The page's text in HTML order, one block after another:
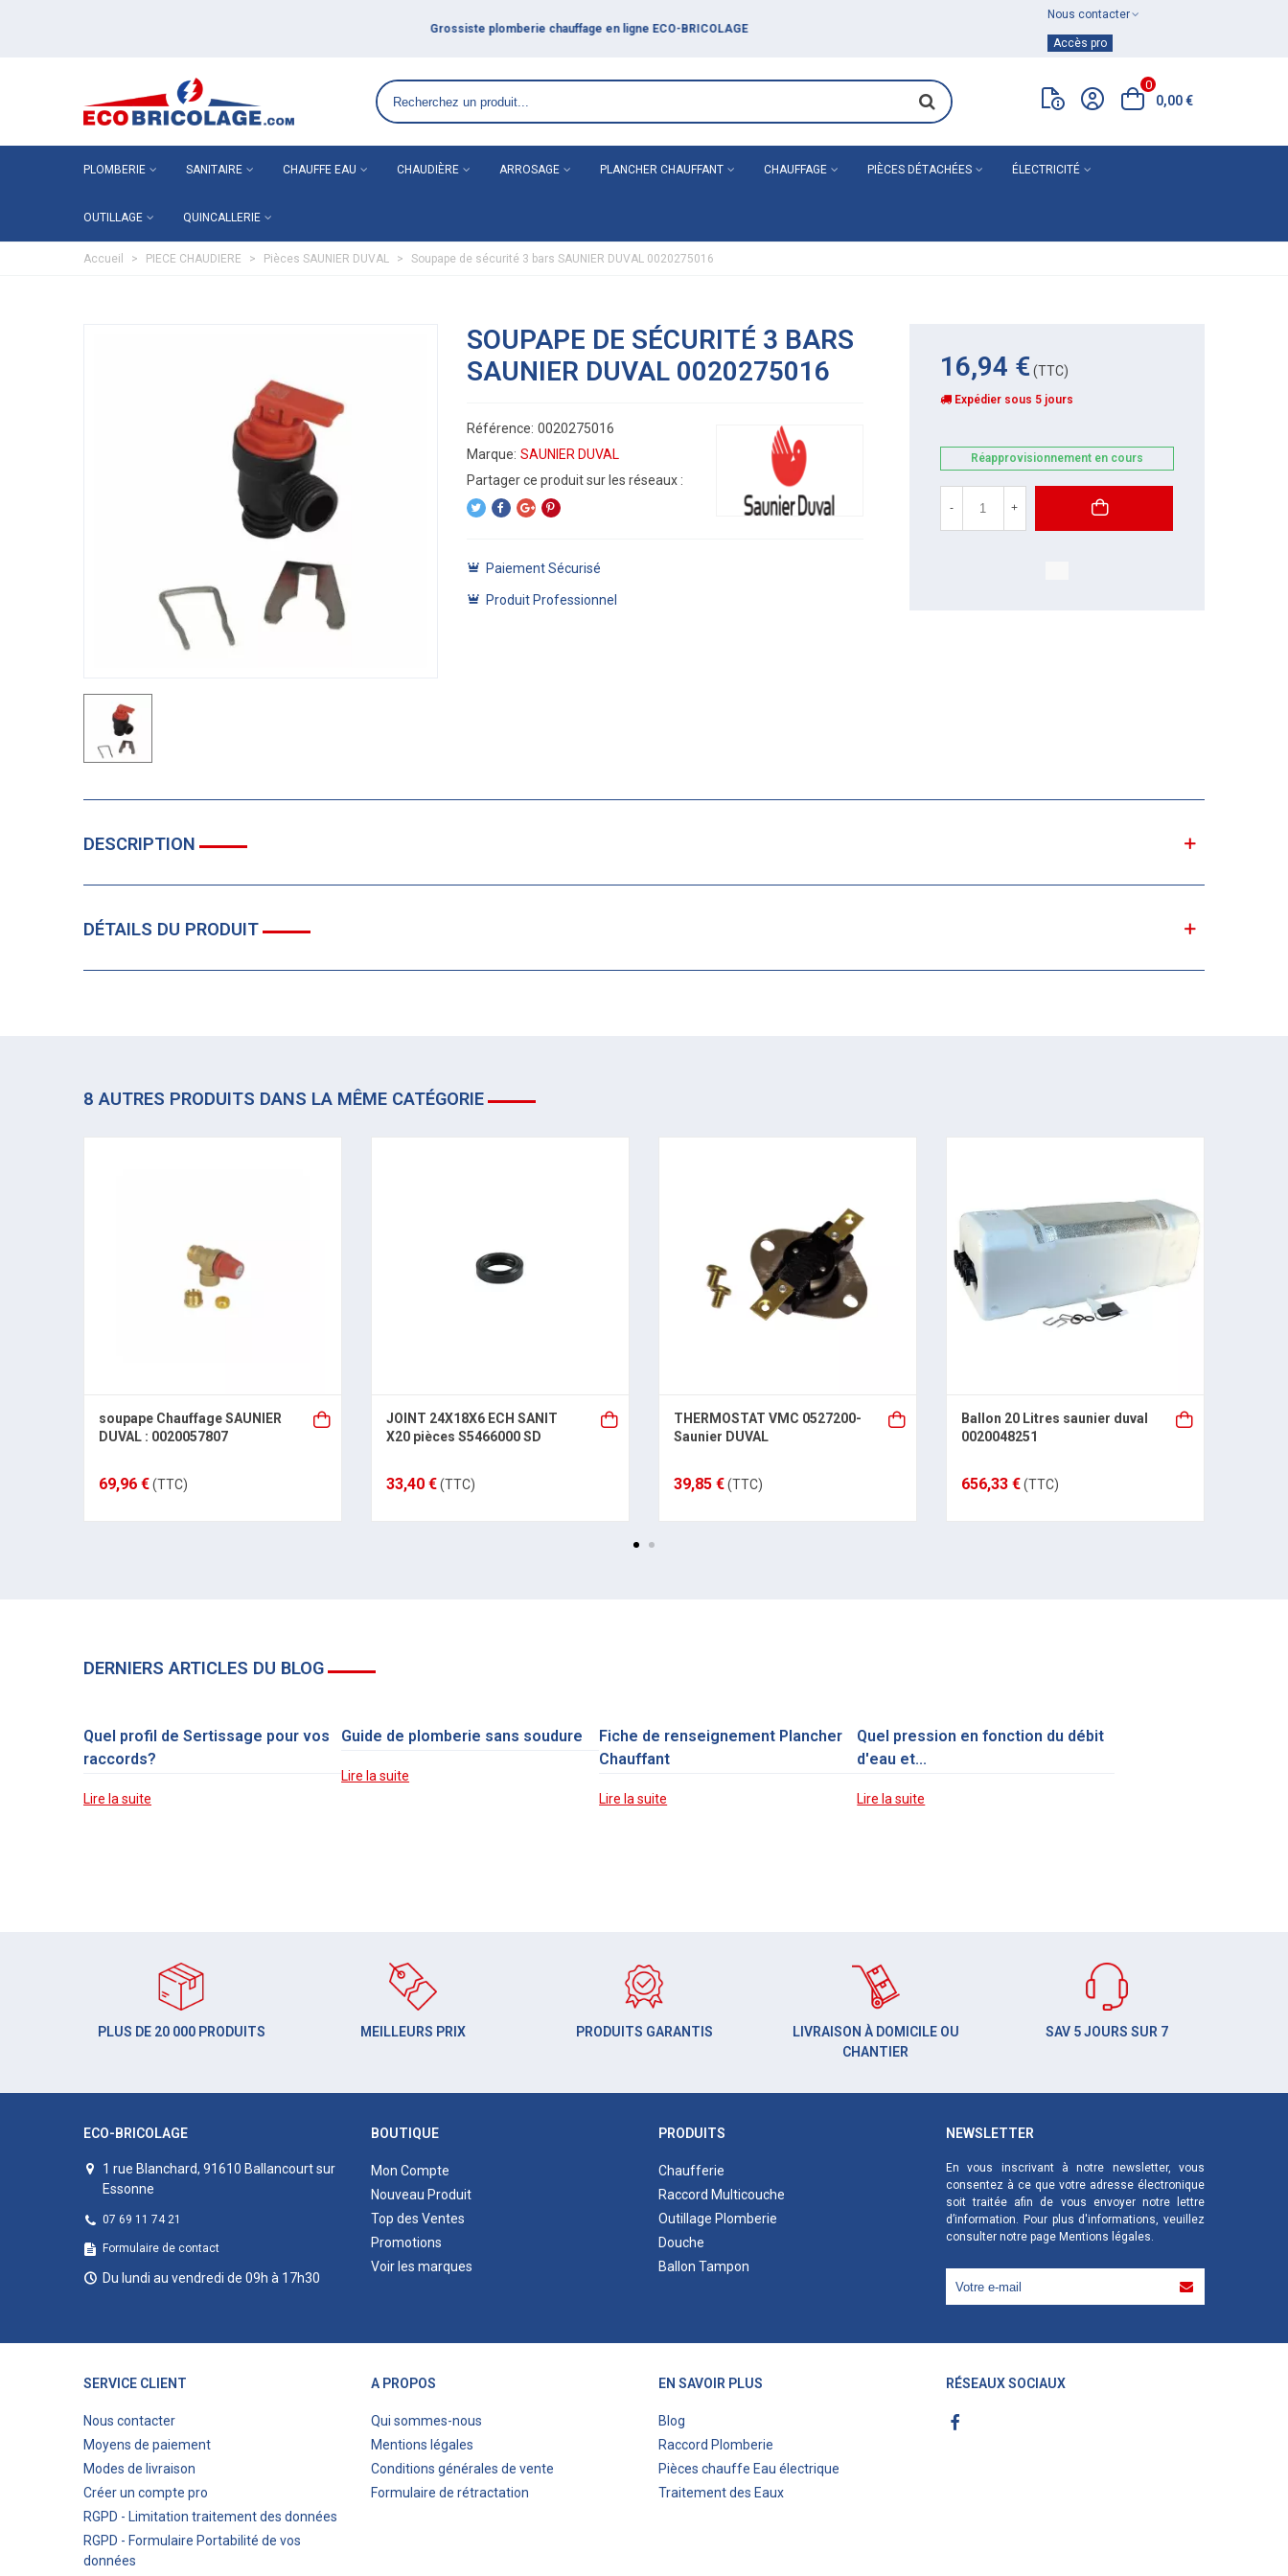
Nous contacter
Accès pro
0
0,00 €
PLOMBERIE SANITAIRE CHAUFFE EAU CHAUDIÈRE ARROSAGE PLANCHER CHAUFFANT CHAUFFAGE PIÈCES DÉTACHÉES ÉLECTRICITÉ
OUTILLAGE QUINCALLERIE
Accueil > PIECE CHAUDIERE > Pièces SAUNIER DUVAL > Soupape de sécurité 3 bars SAUNIER DUVAL 0020275016
SOUPAPE DE SÉCURITÉ 3 BARS
SAUNIER DUVAL 0020275016
Référence: 0020275016
Marque: SAUNIER DUVAL
Paiement Sécurisé
Produit Professionnel
16,94 €(TTC)
Expédier sous 5 jours
Réapprovisionnement en cours
- +
DESCRIPTION
DÉTAILS DU PRODUIT
8 AUTRES PRODUITS DANS LA MÊME CATÉGORIE
soupape Chauffage SAUNIER
DUVAL : 0020057807
69,96 €(TTC)
JOINT 24X18X6 ECH SANIT
X20 pièces S5466000 SD
33,40 €(TTC)
THERMOSTAT VMC 0527200-
Saunier DUVAL
39,85 €(TTC)
Ballon 20 Litres saunier duval
0020048251
656,33 €(TTC)
DERNIERS ARTICLES DU BLOG
Quel profil de Sertissage pour vos
raccords?
Lire la suite
Guide de plomberie sans soudure
Lire la suite
Fiche de renseignement Plancher
Chauffant
Lire la suite
Quel pression en fonction du débit
d'eau et...
Lire la suite
PLUS DE 20 000 PRODUITS MEILLEURS PRIX PRODUITS GARANTIS
LIVRAISON À DOMICILE OU
CHANTIER
SAV 5 JOURS SUR 7
ECO-BRICOLAGE
1 rue Blanchard, 91610 Ballancourt sur
Essonne
07 69 11 74 21
Formulaire de contact
Du lundi au vendredi de 09h à 17h30
BOUTIQUE
Mon Compte
Nouveau Produit
Top des Ventes
Promotions
Voir les marques
PRODUITS
Chaufferie
Raccord Multicouche
Outillage Plomberie
Douche
Ballon Tampon
NEWSLETTER
En vous inscrivant à notre newsletter, vous
consentez à ce que votre adresse électronique
soit traitée afin de vous envoyer notre lettre
d’information. Pour plus d'informations, veuillez
consulter notre page Mentions légales.
SERVICE CLIENT
Nous contacter
Moyens de paiement
Modes de livraison
Créer un compte pro
RGPD - Limitation traitement des données
RGPD - Formulaire Portabilité de vos
données
A PROPOS
Qui sommes-nous
Mentions légales
Conditions générales de vente
Formulaire de rétractation
EN SAVOIR PLUS
Blog
Raccord Plomberie
Pièces chauffe Eau électrique
Traitement des Eaux
RÉSEAUX SOCIAUX